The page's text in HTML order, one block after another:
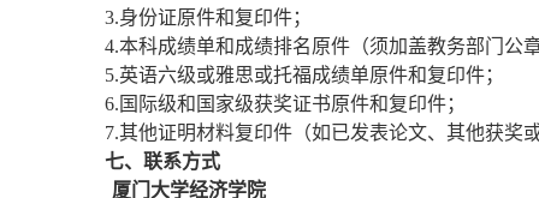
3.身份证原件和复印件；
4.本科成绩单和成绩排名原件（须加盖教务部门公
5.英语六级或雅思或托福成绩单原件和复印件；
6.国际级和国家级获奖证书原件和复印件；
7.其他证明材料复印件（如已发表论文、其他获奖
七、 联系方式
厦门大学经济学院